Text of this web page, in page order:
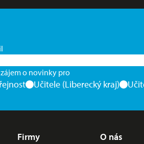
o novinky pro
Učitele (Liberecký kraj)
Firmy O nás